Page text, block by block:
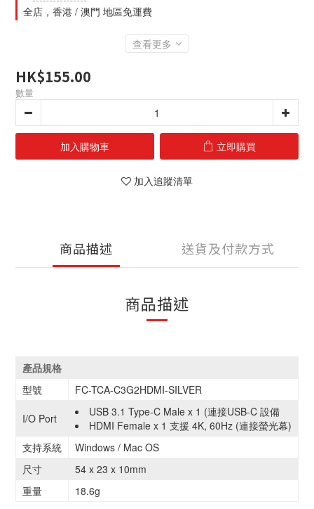
全店，香港 / 澳門 地區免運費
查看更多
HK$155.00
數量
加入購物車 立即購買
加入追蹤清單
商品描述 送貨及付款方式
商品描述
產品規格
型號
FC-TCA-C3G2HDMI-SILVER
I/O Port
USB 3.1 Type-C Male x 1 (連接USB-C 設備
HDMI Female x 1 支援 4K, 60Hz (連接螢光幕)
支持系統
Windows / Mac OS
尺寸
54 x 23 x 10mm
重量
18.6g